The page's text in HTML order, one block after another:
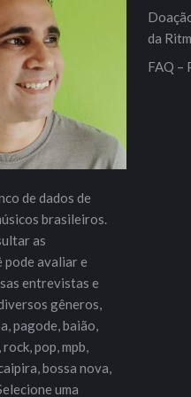
de dados de
brasileiros.
as
pode avaliar e
entrevistas e
gêneros,
pagode, baião,
pop, mpb,
bossa nova,
uma
da
FAQ –